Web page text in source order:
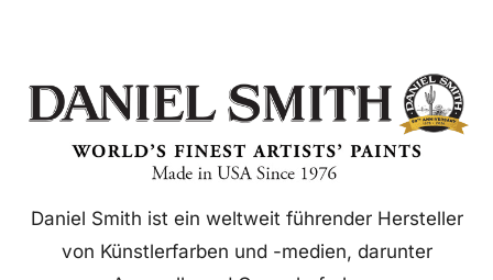
Daniel Smith ist ein weltweit führender Hersteller
von Künstlerfarben und -medien, darunter